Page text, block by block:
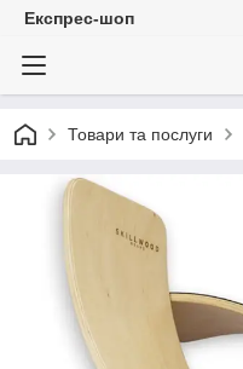
Експрес-шоп
Товари та послуги